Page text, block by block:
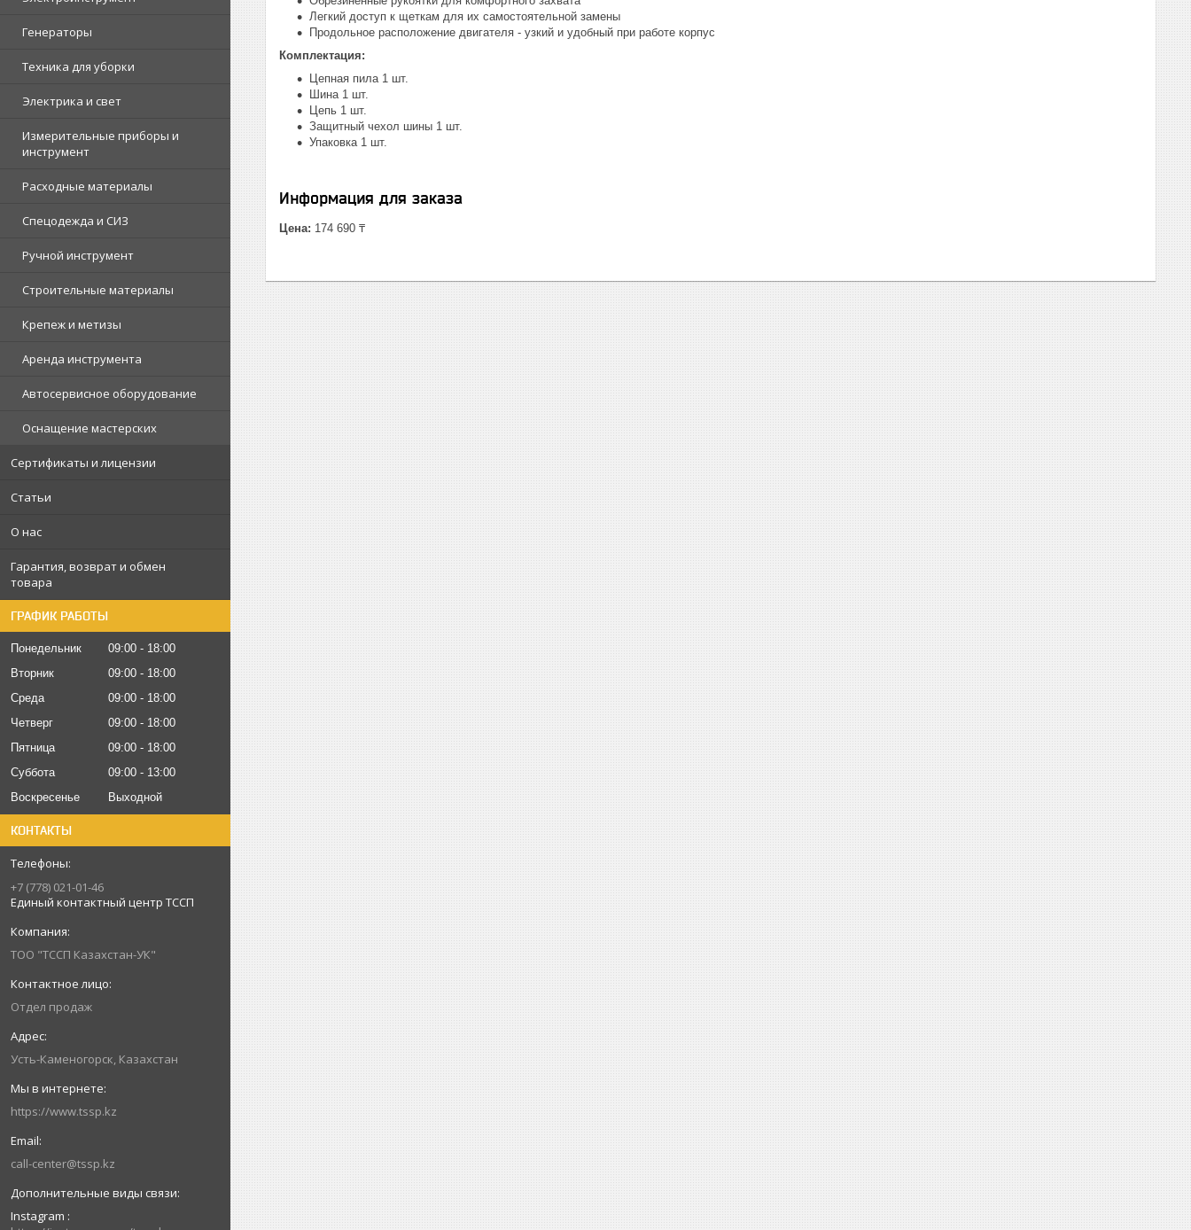
Генераторы
Техника для уборки
Электрика и свет
Измерительные приборы и
инструмент
Расходные материалы
Спецодежда и СИЗ
Ручной инструмент
Строительные материалы
Крепеж и метизы
Аренда инструмента
Автосервисное оборудование
Оснащение мастерских
Сертификаты и лицензии
Статьи
О нас
Гарантия, возврат и обмен
товара
ГРАФИК РАБОТЫ
Понедельник 09:00
18:00
Вторник
09:00
18:00
Среда
09:00
18:00
Четверг
09:00
18:00
Пятница
09:00
18:00
Суббота
09:00
13:00
Воскресенье
Выходной
КОНТАКТЫ
+7 (778) 021-01-46
Единый контактный центр ТССП
ТОО "ТССП Казахстан-УК"
Отдел продаж
Усть-Каменогорск, Казахстан
https://www.tssp.kz
call-center@tssp.kz
Instagram
Легкий доступ к щеткам для их самостоятельной замены
Продольное расположение двигателя - узкий и удобный при работе корпус
Комплектация:
Цепная пила 1 шт.
Шина 1 шт.
Цепь 1 шт.
Защитный чехол шины 1 шт.
Упаковка 1 шт.
Информация для заказа
Цена: 174 690 ₸